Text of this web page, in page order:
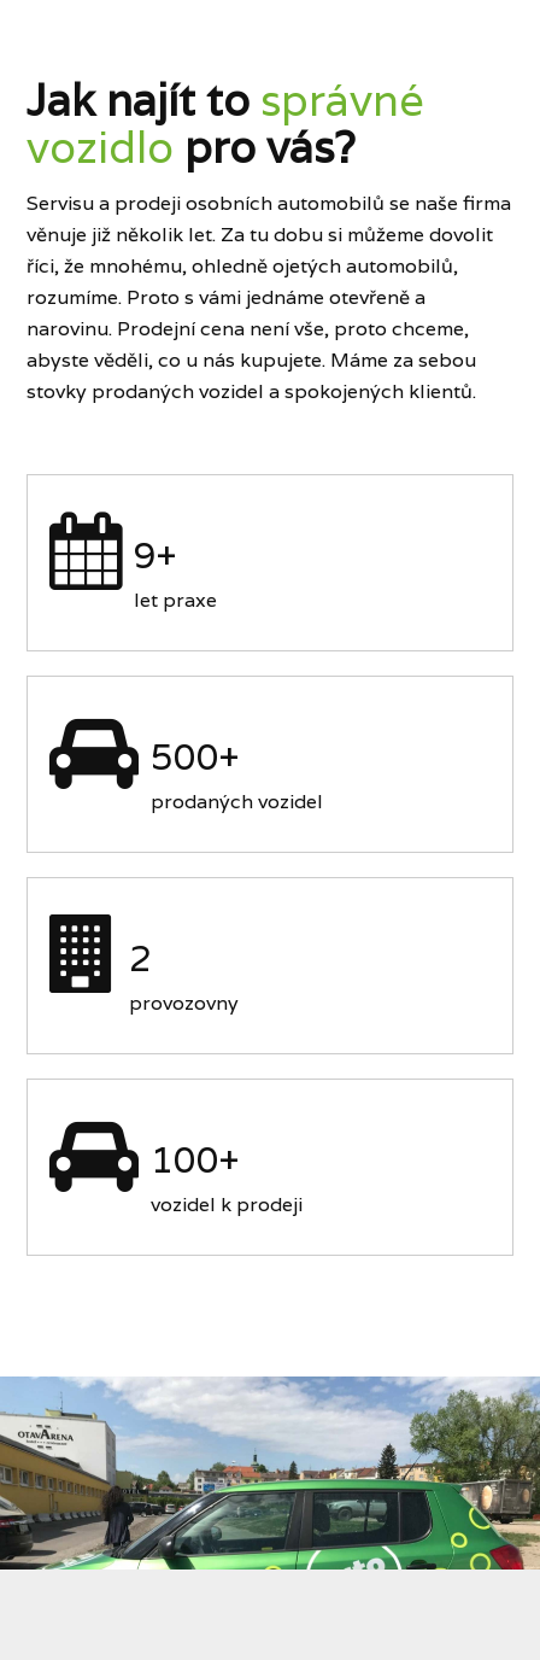
Jak najít to správné
vozidlo pro vás?
Servisu a prodeji osobních automobilů se naše firma
věnuje již několik let. Za tu dobu si můžeme dovolit
říci, že mnohému, ohledně ojetých automobilů,
rozumíme. Proto s vámi jednáme otevřeně a
narovinu. Prodejní cena není vše, proto chceme,
abyste věděli, co u nás kupujete. Máme za sebou
stovky prodaných vozidel a spokojených klientů.
9+
let praxe
500+
prodaných vozidel
2
provozovny
100+
vozidel k prodeji